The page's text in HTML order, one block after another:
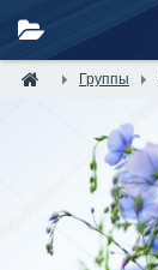
Группы